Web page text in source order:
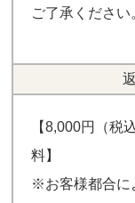
ご了承ください
【8,000円（税
料】
※お客様都合に